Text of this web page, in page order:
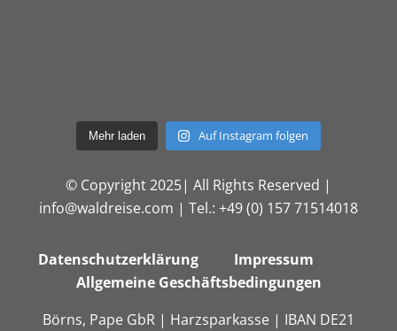
Mehr laden Auf Instagram folgen
© Copyright 2025| All Rights Reserved |
info@waldreise.com | Tel.: +49 (0) 157 71514018
Datenschutzerklärung
Impressum
Allgemeine Geschäftsbedingungen
Börns, Pape GbR | Harzsparkasse | IBAN DE21